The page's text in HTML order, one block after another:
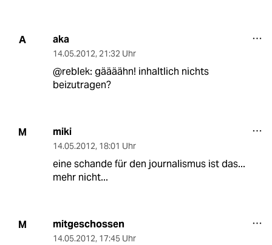
A aka
14.05.2012, 21:32 Uhr
@reblek: gäääähn! inhaltlich nichts
beizutragen?
M miki
14.05.2012, 18:01 Uhr
eine schande für den journalismus ist das...
mehr nicht...
M mitgeschossen
14.05.2012, 17:45 Uhr